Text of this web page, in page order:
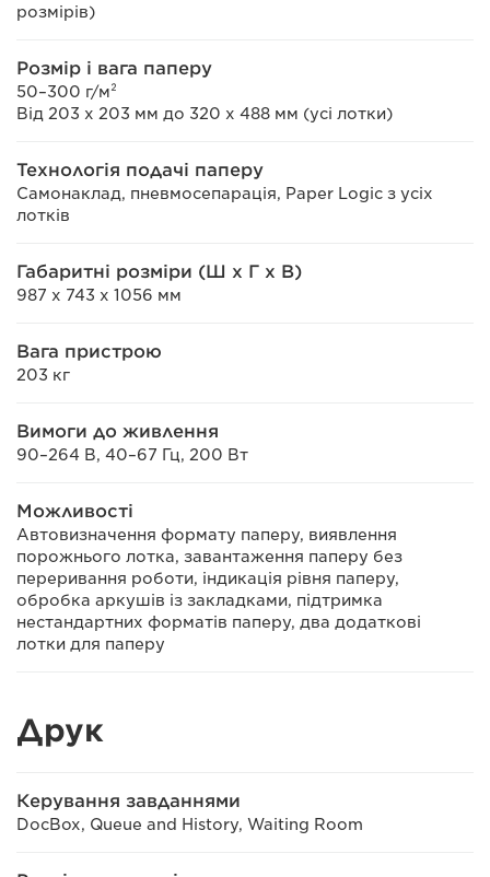
розмірів)
Розмір і вага паперу
50–300 г/м²
Від 203 x 203 мм до 320 x 488 мм (усі лотки)
Технологія подачі паперу
Самонаклад, пневмосепарація, Paper Logic з усіх
лотків
Габаритні розміри (Ш x Г x В)
987 x 743 x 1056 мм
Вага пристрою
203 кг
Вимоги до живлення
90–264 В, 40–67 Гц, 200 Вт
Можливості
Автовизначення формату паперу, виявлення
порожнього лотка, завантаження паперу без
переривання роботи, індикація рівня паперу,
обробка аркушів із закладками, підтримка
нестандартних форматів паперу, два додаткові
лотки для паперу
Друк
Керування завданнями
DocBox, Queue and History, Waiting Room